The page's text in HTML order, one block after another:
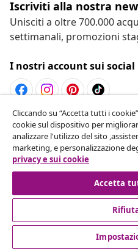
Iscriviti alla nostra
Unisciti a oltre 700.000
settimanali, promozioni
I nostri account sui social
Recesso dal contratto
Invia una richiesta di
Recesso
Servizio clienti
Cliccando su “Accetta tutti i
cookie sul dispositivo per
analizzare l'utilizzo del sito
marketing, e personalizzazione
privacy e sui cookie
Accetta